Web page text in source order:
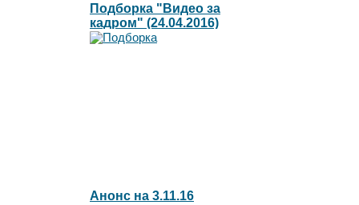
Подборка "Видео за
кадром" (24.04.2016)
Анонс на 3.11.16